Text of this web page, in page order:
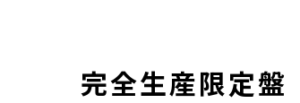
完全生産限定盤